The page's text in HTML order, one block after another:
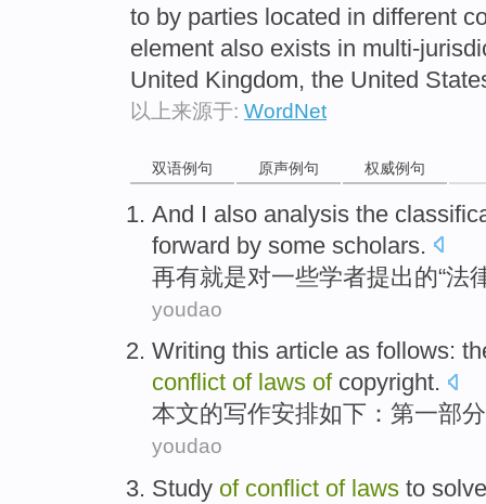
to by parties located in different
element also exists in multi-
United Kingdom, the United
以上来源于: WordNet
双语例句 原声例句 权威例句
And I also analysis the
forward by some scholars.
再有就是对一些学者提出的“法
youdao
Writing this article as follows:
conflict of laws of copyright.
本文的写作安排如下 ： 第一部分
youdao
Study of conflict of laws to solve